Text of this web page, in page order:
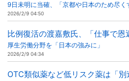
9日未明に当確、「京都や日本のため尽く
2026/2/9 04:50
比例復活の渡嘉敷氏、「仕事で恩
厚生労働分野を「日本の強みに」
2026/2/9 04:34
OTC類似薬など低リスク薬は「別